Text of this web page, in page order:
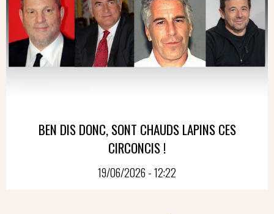
BEN DIS DONC, SONT CHAUDS LAPINS CES
CIRCONCIS !
19/06/2026 - 12:22